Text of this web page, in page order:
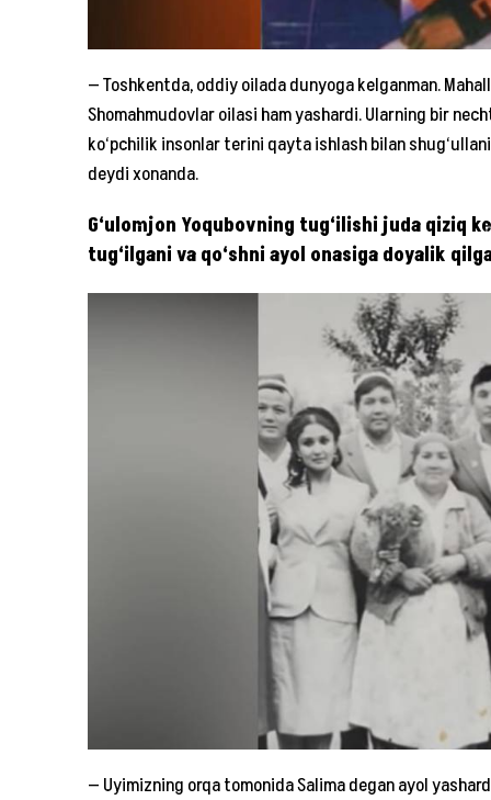
— Toshkentda, oddiy oilada dunyoga kelganman.
Shomahmudovlar oilasi ham yashardi. Ularning bir
ko‘pchilik insonlar terini qayta ishlash bilan
deydi xonanda.
G‘ulomjon Yoqubovning tug‘ilishi juda qiziq
tug‘ilgani va qo‘shni ayol onasiga doyalik
— Uyimizning orqa tomonida Salima degan ayol